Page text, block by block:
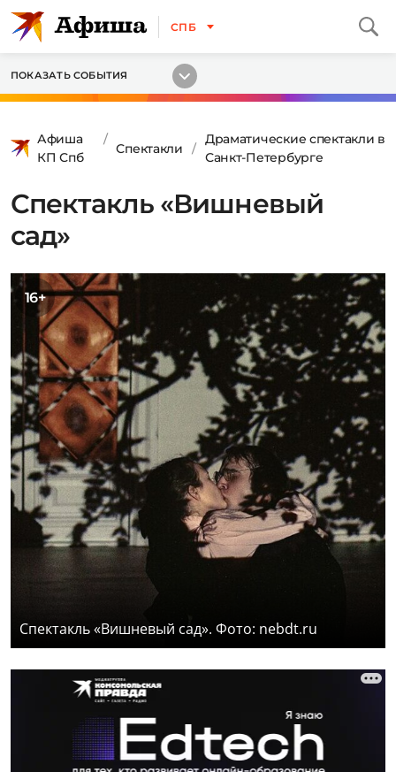
СПБ
ПОКАЗАТЬ СОБЫТИЯ
Афиша
КП Спб
Спектакли
Драматические спектакли в
Санкт-Петербурге
Спектакль «Вишневый
сад»
16+
Спектакль «Вишневый сад». Фото: nebdt.ru